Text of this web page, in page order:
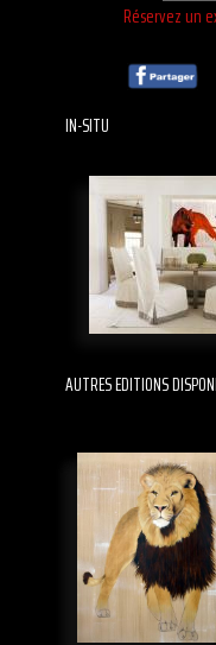
Réservez un
IN-SITU
AUTRES EDITIONS